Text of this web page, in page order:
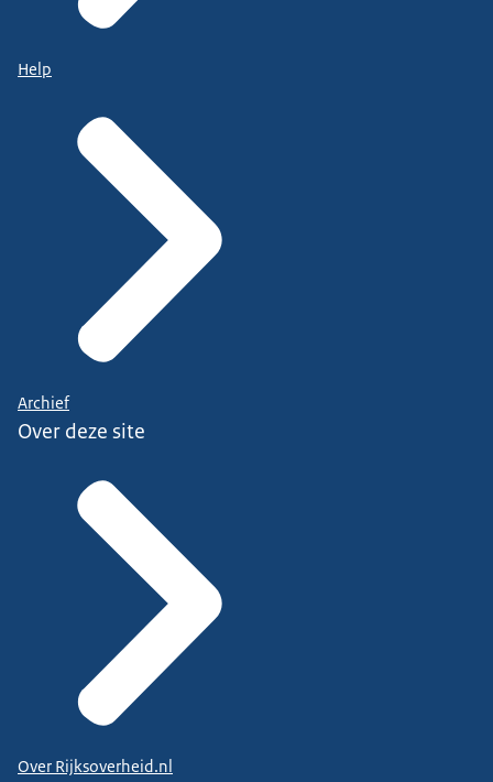
Help
Archief
Over deze site
Over Rijksoverheid.nl